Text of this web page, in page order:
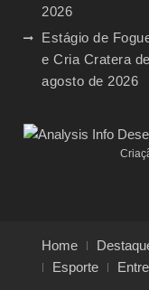
2026
Estágio de
e Cria Cratera
agosto de 2026
Home
Esporte